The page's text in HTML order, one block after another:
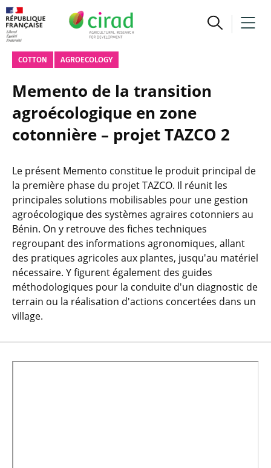
COTTON AGROECOLOGY
Memento de la transition
agroécologique en zone
cotonnière – projet TAZCO 2
Le présent Memento constitue le produit principal de
la première phase du projet TAZCO. Il réunit les
principales solutions mobilisables pour une gestion
agroécologique des systèmes agraires cotonniers au
Bénin. On y retrouve des fiches techniques
regroupant des informations agronomiques, allant
des pratiques agricoles aux plantes, jusqu'au matériel
nécessaire. Y figurent également des guides
méthodologiques pour la conduite d'un diagnostic de
terrain ou la réalisation d'actions concertées dans un
village.